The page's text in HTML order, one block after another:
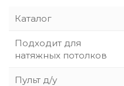
Каталог
Подходит для
натяжных потолков
Пульт д/у